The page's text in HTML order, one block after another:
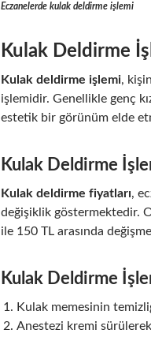
Eczanelerde kulak deldirme işlemi
Kulak Deldirme
Kulak deldirme işlemi,
işlemidir. Genellikle genç
estetik bir görünüm elde
Kulak Deldirme
Kulak deldirme fiyatları,
değişiklik göstermektedir.
ile 150 TL arasında
Kulak Deldirme
Kulak memesinin
Anestezi kremi